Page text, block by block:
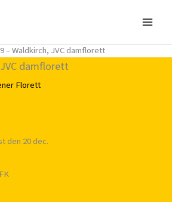
– Waldkirch, JVC damflorett
damflorett
Florett
den 20 dec.